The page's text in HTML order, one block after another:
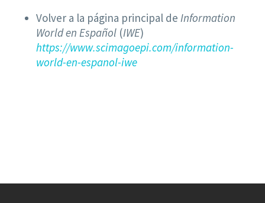
Volver a la página principal de Information
World en Español (IWE)
https://www.scimagoepi.com/information-
world-en-espanol-iwe